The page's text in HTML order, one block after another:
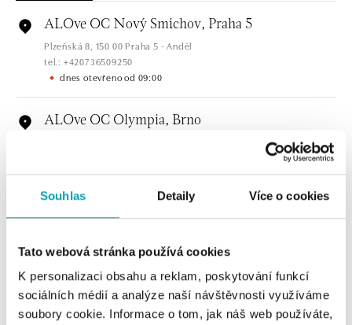
Souhlas Detaily Více o cookies
Tato webová stránka používá cookies
K personalizaci obsahu a reklam, poskytování funkcí
sociálních médií a analýze naší návštěvnosti využíváme
soubory cookie. Informace o tom, jak náš web používáte,
ALOve OC Nový Smíchov, Praha 5
Plzeňská 8, 150 00 Praha 5 - Anděl
tel.: +420736509250
dnes otevřeno od 09:00
ALOve OC Olympia, Brno
dnes otevřeno od 10:00
ALOve Westfield Černý most, Praha 9
tel.: +420735703904
dnes otevřeno od 09:00
ALOve Westfield, Praha 4 - Chodov